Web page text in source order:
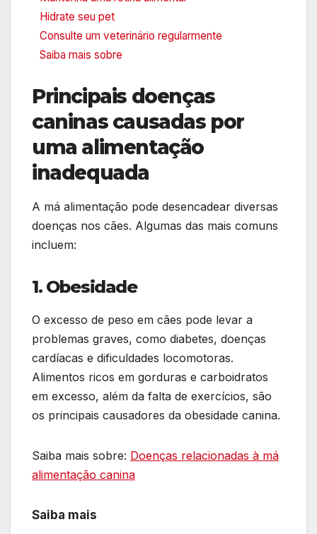
Hidrate seu pet
Consulte um veterinário regularmente
Saiba mais sobre
Principais doenças
caninas causadas por
uma alimentação
inadequada
A má alimentação pode desencadear diversas
doenças nos cães. Algumas das mais comuns
incluem:
1. Obesidade
O excesso de peso em cães pode levar a
problemas graves, como diabetes, doenças
cardíacas e dificuldades locomotoras.
Alimentos ricos em gorduras e carboidratos
em excesso, além da falta de exercícios, são
os principais causadores da obesidade canina.
Saiba mais sobre: Doenças relacionadas à má
alimentação canina
Saiba mais